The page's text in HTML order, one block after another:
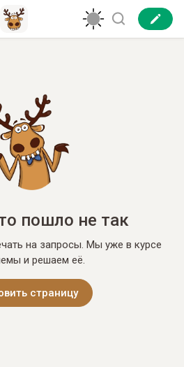
пошло не так
на запросы. Мы уже в курсе
и решаем её.
страницу